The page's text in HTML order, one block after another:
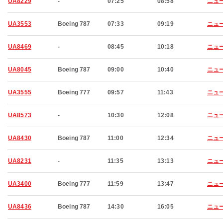
UA3553 Boeing 787 07:33 09:19 ニュ
UA8469 - 08:45 10:18 ニュ
UA8045 Boeing 787 09:00 10:40 ニュ
UA3555 Boeing 777 09:57 11:43 ニュ
UA8573 - 10:30 12:08 ニュ
UA8430 Boeing 787 11:00 12:34 ニュ
UA8231 - 11:35 13:13 ニュ
UA3400 Boeing 777 11:59 13:47 ニュ
UA8436 Boeing 787 14:30 16:05 ニュ